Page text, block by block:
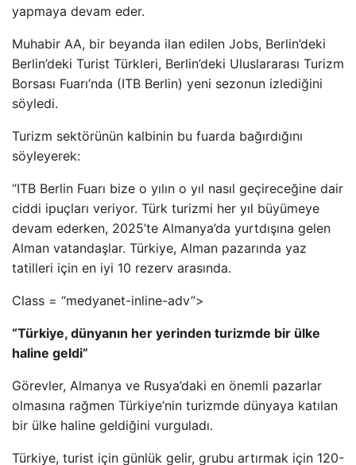
yapmaya devam eder.
Muhabir AA, bir beyanda ilan edilen Jobs, Berlin’deki
Berlin’deki Turist Türkleri, Berlin’deki Uluslararası Turizm
Borsası Fuarı’nda (ITB Berlin) yeni sezonun izlediğini
söyledi.
Turizm sektörünün kalbinin bu fuarda bağırdığını
söyleyerek:
“ITB Berlin Fuarı bize o yılın o yıl nasıl geçireceğine dair
ciddi ipuçları veriyor. Türk turizmi her yıl büyümeye
devam ederken, 2025’te Almanya’da yurtdışına gelen
Alman vatandaşlar. Türkiye, Alman pazarında yaz
tatilleri için en iyi 10 rezerv arasında.
Class = “medyanet-inline-adv”>
“Türkiye, dünyanın her yerinden turizmde bir ülke
haline geldi”
Görevler, Almanya ve Rusya’daki en önemli pazarlar
olmasına rağmen Türkiye’nin turizmde dünyaya katılan
bir ülke haline geldiğini vurguladı.
Türkiye, turist için günlük gelir, grubu artırmak için 120-